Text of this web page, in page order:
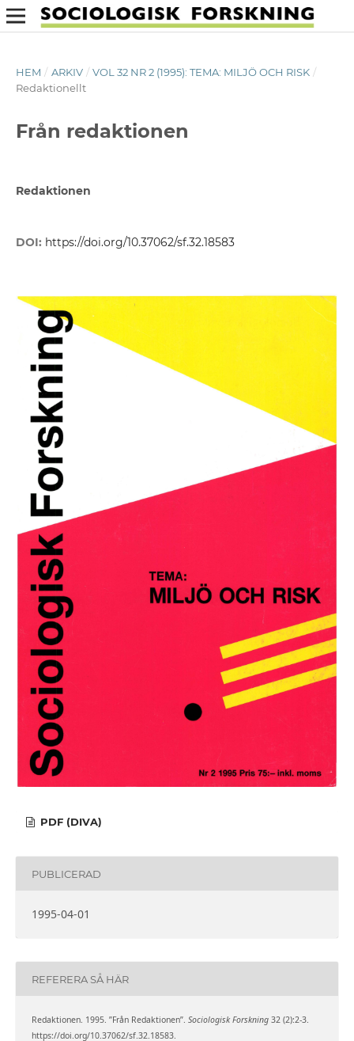
HEM / ARKIV / VOL 32 NR 2 (1995): TEMA: MILJÖ OCH RISK /
Redaktionellt
Från redaktionen
Redaktionen
DOI: https://doi.org/10.37062/sf.32.18583
PDF (DIVA)
PUBLICERAD
1995-04-01
REFERERA SÅ HÄR
Redaktionen. 1995. ”Från Redaktionen”. Sociologisk Forskning32 (2):2-3.
https://doi.org/10.37062/sf.32.18583.